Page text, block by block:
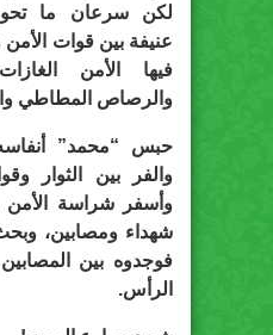
لكن سرعان ما
عنيفة بين قوات
فيها الأمن
والرصاص المطاطي
حبس “محمد”
والفر بين الثوار
وأسفر شراسة
شهداء ومصابين،
فوجدوه بين
الرأس.